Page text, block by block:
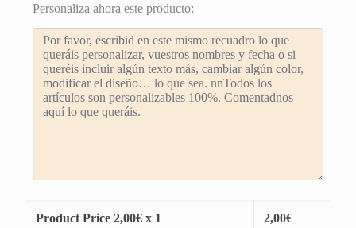
Personaliza ahora este producto:
Product Price 2,00€ x 1 2,00€